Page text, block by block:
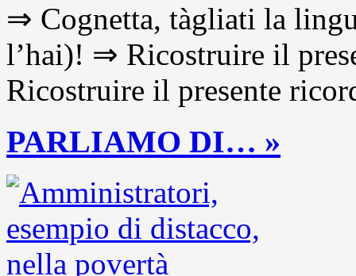
⇒ Cognetta, tàgliati la
l’hai)! ⇒ Ricostruire il
Ricostruire il presente
PARLIAMO DI… »